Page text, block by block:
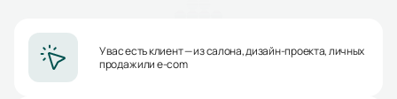
У вас есть клиент — из салона, дизайн-проекта, личных
продаж или e-com